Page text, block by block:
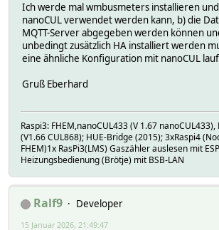
Ich werde mal wmbusmeters installieren
nanoCUL verwendet werden kann, b) die
MQTT-Server abgegeben werden können
unbedingt zusätzlich HA installiert werden
eine ähnliche Konfiguration mit nanoCUL
Gruß Eberhard
Raspi3: FHEM,nanoCUL433 (V 1.67
(V1.66 CUL868); HUE-Bridge (2015); 3xRaspi4
FHEM)1x RasPi3(LMS) Gaszähler auslesen mit
Heizungsbedienung (Brötje) mit BSB-LAN
Ralf9
Developer
15 Januar 2026, 21:49:47